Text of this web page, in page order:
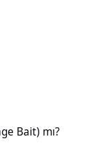
Bait) mı?